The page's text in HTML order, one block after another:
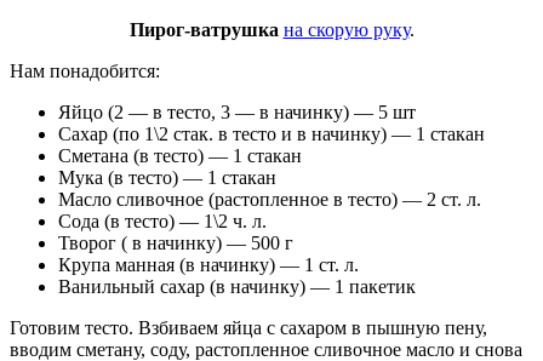
Пирог-ватрушка на скорую руку.
Нам понадобится:
Яйцо (2 — в тесто, 3 — в начинку) — 5 шт
Сахар (по 1\2 стак. в тесто и в начинку) — 1 стакан
Сметана (в тесто) — 1 стакан
Мука (в тесто) — 1 стакан
Масло сливочное (растопленное в тесто) — 2 ст. л.
Сода (в тесто) — 1\2 ч. л.
Творог ( в начинку) — 500 г
Крупа манная (в начинку) — 1 ст. л.
Ванильный сахар (в начинку) — 1 пакетик
Готовим тесто. Взбиваем яйца с сахаром в пышную пену,
вводим сметану, соду, растопленное сливочное масло и снова